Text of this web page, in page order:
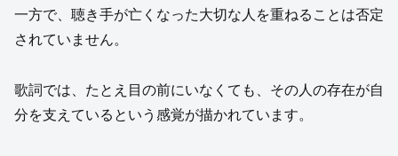
一方で、聴き手が亡くなった大切な人を重ねることは否定
されていません。
歌詞では、たとえ目の前にいなくても、その人の存在が自
分を支えているという感覚が描かれています。